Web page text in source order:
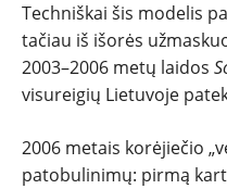
Techniškai šis modelis
tačiau iš išorės
2003–2006 metų laidos
visureigių Lietuvoje
2006 metais korėjiečio
patobulinimų: pirmą